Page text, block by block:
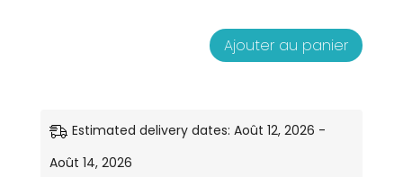
quantité
Embudo
Ajouter au panier
Estimated delivery dates: Août 12, 2026 -
Août 14, 2026